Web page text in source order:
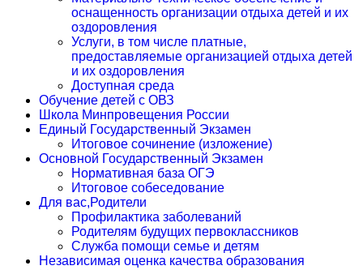
оснащенность организации отдыха детей и их
оздоровления
Услуги, в том числе платные,
предоставляемые организацией отдыха детей
и их оздоровления
Доступная среда
Обучение детей с ОВЗ
Школа Минпровещения России
Единый Государственный Экзамен
Итоговое сочинение (изложение)
Основной Государственный Экзамен
Нормативная база ОГЭ
Итоговое собеседование
Для вас,Родители
Профилактика заболеваний
Родителям будущих первоклассников
Служба помощи семье и детям
Независимая оценка качества образования